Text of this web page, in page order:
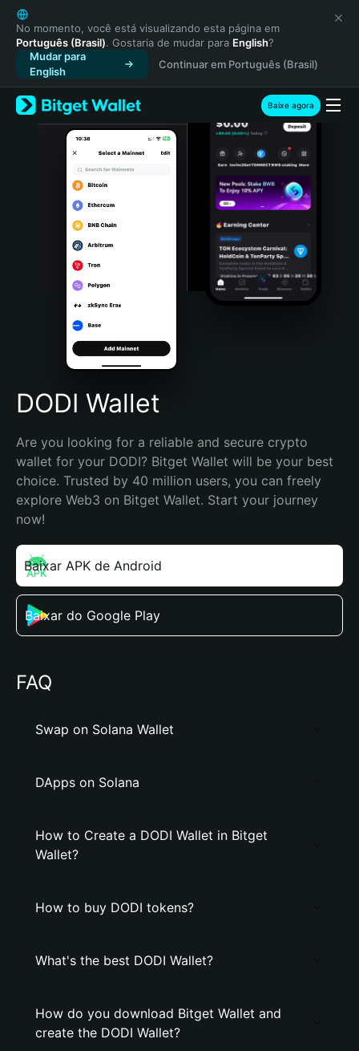
English
日本語
Tiếng Việt
Русский
Español (Latinoamérica)
Türkçe
Italiano
Português (Portugal)
Bahasa Indonesia
Português (Brasil)
Español (Argentina)
No momento, você está visualizando esta página em
Português (Brasil). Gostaria de mudar para English?
Mudar para
English
Continuar em Português (Brasil)
Baixe agora
DODI Wallet
Are you looking for a reliable and secure crypto
wallet for your DODI? Bitget Wallet will be your best
choice. Trusted by 40 million users, you can freely
explore Web3 on Bitget Wallet. Start your journey
now!
Baixar APK de Android
Baixar do Google Play
FAQ
Swap on Solana Wallet
DApps on Solana
How to Create a DODI Wallet in Bitget
Wallet?
How to buy DODI tokens?
What's the best DODI Wallet?
How do you download Bitget Wallet and
create the DODI Wallet?